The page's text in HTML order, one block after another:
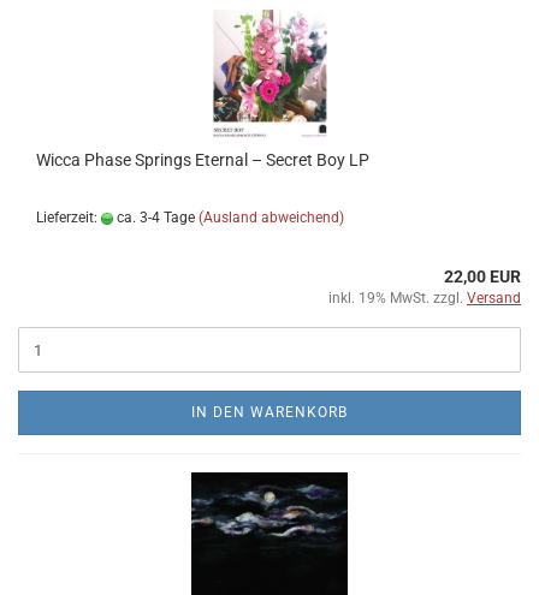
Wicca Phase Springs Eternal ‎– Secret Boy LP
Lieferzeit: ca. 3-4 Tage (Ausland abweichend)
22,00 EUR
inkl. 19% MwSt. zzgl. Versand
IN DEN WARENKORB